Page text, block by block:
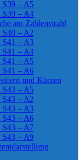
– A5
– A4
am Zahlenstrahl
– A2
– A3
– A4
– A5
– A6
und Kürzen
– A5
– A2
– A3
– A6
– A7
– A9